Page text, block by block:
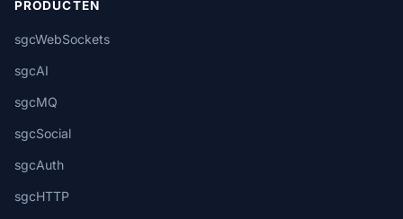
PRODUCTEN
sgcWebSockets
sgcAI
sgcMQ
sgcSocial
sgcAuth
sgcHTTP